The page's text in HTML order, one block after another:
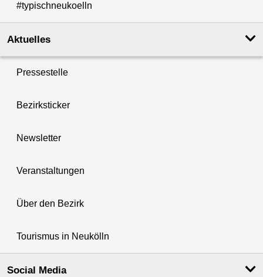
#typischneukoelln
Aktuelles
Pressestelle
Bezirksticker
Newsletter
Veranstaltungen
Über den Bezirk
Tourismus in Neukölln
Social Media